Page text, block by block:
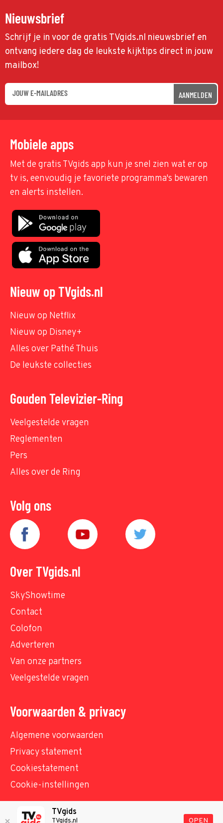
Nieuwsbrief
Schrijf je in voor de gratis TVgids.nl nieuwsbrief en
ontvang iedere dag de leukste kijktips direct in jouw
mailbox!
AANMELDEN
Mobiele apps
Met de gratis TVgids app kun je snel zien wat er op
tv is, eenvoudig je favoriete programma's bewaren
en alerts instellen.
Nieuw op TVgids.nl
Nieuw op Netflix
Nieuw op Disney+
Alles over Pathé Thuis
De leukste collecties
Gouden Televizier-Ring
Veelgestelde vragen
Reglementen
Pers
Alles over de Ring
Volg ons
Over TVgids.nl
SkyShowtime
Contact
Colofon
Adverteren
Van onze partners
Veelgestelde vragen
Voorwaarden & privacy
Algemene voorwaarden
Privacy statement
Cookiestatement
Cookie-instellingen
© TVgids.nl 2026 - All rights reserved. No text and
TVgids
TVgids.nl OPEN